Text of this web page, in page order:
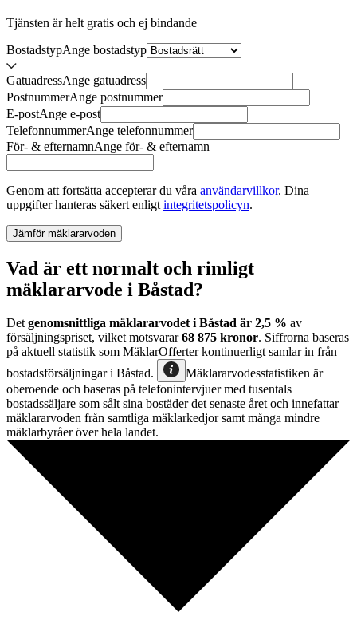
Tjänsten är helt gratis och ej bindande
BostadstypAnge bostadstyp
GatuadressAnge gatuadress
PostnummerAnge postnummer
E-postAnge e-post
TelefonnummerAnge telefonnummer
För- & efternamnAnge för- & efternamn
Genom att fortsätta accepterar du våra användarvillkor. Dina
uppgifter hanteras säkert enligt integritetspolicyn.
Jämför mäklararvoden
Vad är ett normalt och rimligt
mäklararvode i Båstad?
Detgenomsnittliga mäklararvodeti Båstad är 2,5 % av
försäljningspriset, vilket motsvarar68 875 kronor. Siffrorna baseras
på aktuell statistik som MäklarOfferter kontinuerligt samlar in från
bostadsförsäljningari Båstad.
Mäklararvodesstatistiken är
oberoende och baseras på telefonintervjuer med tusentals
bostadssäljare som sålt sina bostäder det senaste året och innefattar
mäklararvoden från samtliga mäklarkedjor samt många mindre
mäklarbyråer över hela landet.